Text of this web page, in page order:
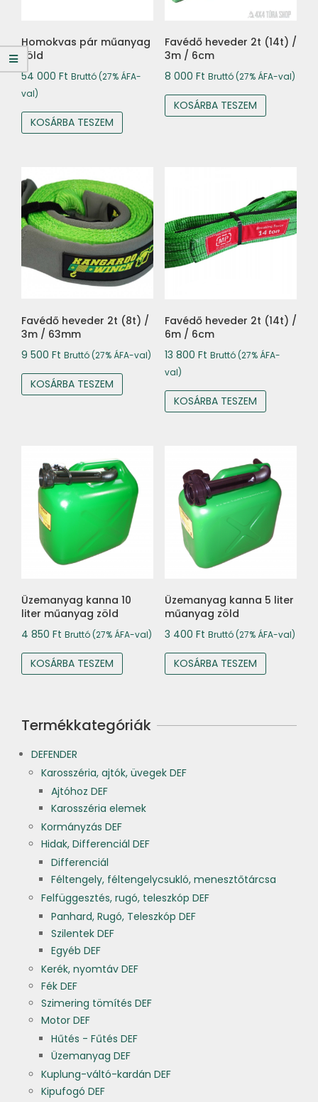
Homokvas pár műanyag
zöld
54 000 Ft Bruttó (27% ÁFA-
val)
KOSÁRBA TESZEM
Favédő heveder 2t (14t) /
3m / 6cm
8 000 Ft Bruttó (27% ÁFA-val)
KOSÁRBA TESZEM
Favédő heveder 2t (8t) /
3m / 63mm
9 500 Ft Bruttó (27% ÁFA-val)
KOSÁRBA TESZEM
Favédő heveder 2t (14t) /
6m / 6cm
13 800 Ft Bruttó (27% ÁFA-
val)
KOSÁRBA TESZEM
Üzemanyag kanna 10
liter műanyag zöld
4 850 Ft Bruttó (27% ÁFA-val)
KOSÁRBA TESZEM
Üzemanyag kanna 5 liter
műanyag zöld
3 400 Ft Bruttó (27% ÁFA-val)
KOSÁRBA TESZEM
Termékkategóriák
DEFENDER
Karosszéria, ajtók, üvegek DEF
Ajtóhoz DEF
Karosszéria elemek
Kormányzás DEF
Hidak, Differenciál DEF
Differenciál
Féltengely, féltengelycsukló, menesztőtárcsa
Felfüggesztés, rugó, teleszkóp DEF
Panhard, Rugó, Teleszkóp DEF
Szilentek DEF
Egyéb DEF
Kerék, nyomtáv DEF
Fék DEF
Szimering tömítés DEF
Motor DEF
Hűtés - Fűtés DEF
Üzemanyag DEF
Kuplung-váltó-kardán DEF
Kipufogó DEF